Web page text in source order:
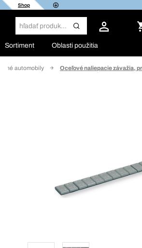
Shop
Sortiment Oblasti použitia
automobily Oceľové naliepacie závažia,